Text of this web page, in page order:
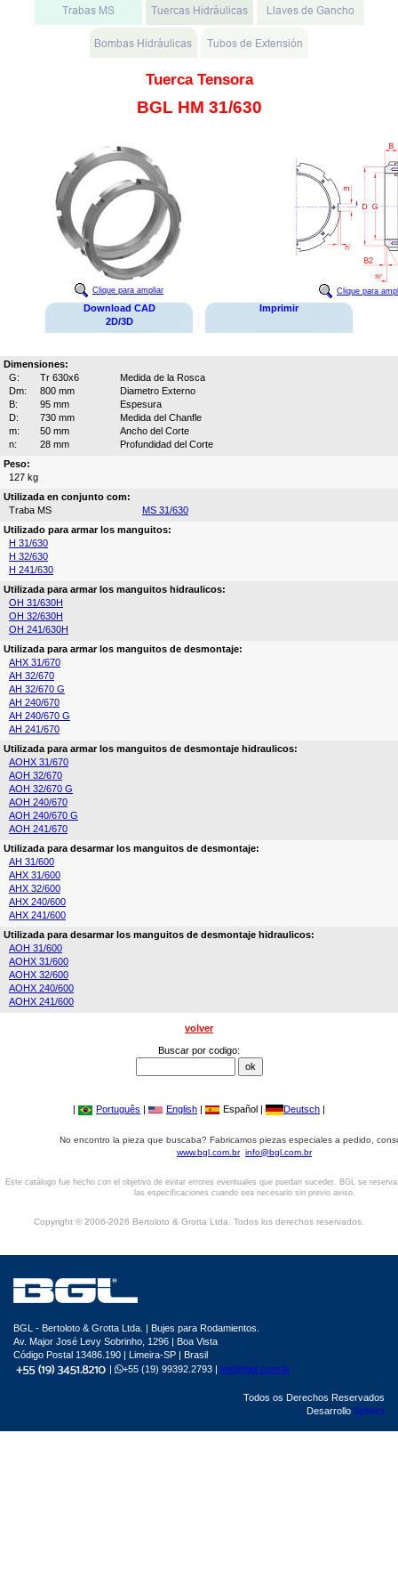
Tuerca Tensora
BGL HM 31/630
Clique para ampliar Clique para
Download CAD
2D/3D
Imprimir
Dimensiones:
G:
Tr 630x6
Medida de la Rosca
Dm:
800 mm
Diametro Externo
B:
95 mm
Espesura
D:
730 mm
Medida del Chanfle
m:
50 mm
Ancho del Corte
n:
28 mm
Profundidad del Corte
Peso:
127 kg
Utilizada en conjunto com:
Traba MS
MS 31/630
Utilizado para armar los manguitos:
H 31/630
H 32/630
H 241/630
Utilizada para armar los manguitos hidraulicos:
OH 31/630H
OH 32/630H
OH 241/630H
Utilizada para armar los manguitos de desmontaje:
AHX 31/670
AH 32/670
AH 32/670 G
AH 240/670
AH 240/670 G
AH 241/670
Utilizada para armar los manguitos de desmontaje hidraulicos:
AOHX 31/670
AOH 32/670
AOH 32/670 G
AOH 240/670
AOH 240/670 G
AOH 241/670
Utilizada para desarmar los manguitos de desmontaje:
AH 31/600
AHX 31/600
AHX 32/600
AHX 240/600
AHX 241/600
Utilizada para desarmar los manguitos de desmontaje hidraulicos:
AOH 31/600
AOHX 31/600
AOHX 32/600
AOHX 240/600
AOHX 241/600
volver
Buscar por codigo:
| Português | English | Español | Deutsch |
No encontro la pieza que buscaba? Fabricamos piezas especiales a pedido,
www.bgl.com.br info@bgl.com.br
Este catálogo fue hecho con el objetivo de evitar errores eventuales que puedan suceder. BGL se
las especificaciones cuando sea necesario sin previo aviso.
Copyright © 2006-2026 Bertoloto & Grotta Ltda. Todos los derechos reservados.
BGL - Bertoloto & Grotta Ltda. | Bujes para Rodamientos.
Av. Major José Levy Sobrinho, 1296 | Boa Vista
Código Postal 13486.190 | Limeira-SP | Brasil
|
+55 (19) 99392.2793 | info@bgl.com.br
Todos os Derechos Reservados
Desarrollo Sphera